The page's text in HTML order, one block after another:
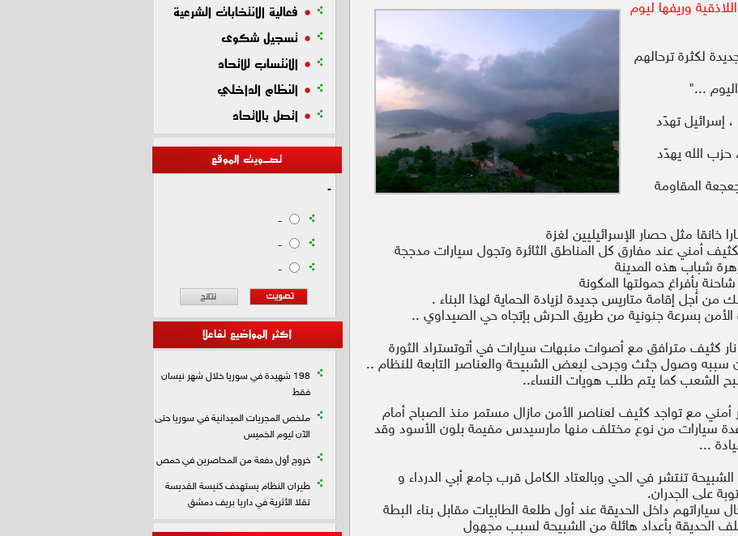
وريفها ليوم
لكثرة ترحالهم
..."
إسرائيل تهدّد
حزب الله يهدّد
المقاومة
مثل حصار الإسرائيليين لغزة
أمني عند مفارق كل المناطق الثائرة وتجول سيارات مدججة
شباب هذه المدينة
أجل إقامة متاريس جديدة لزيادة الحماية لهذا البناء .
بسرعة جنونية من طريق الحرش بإتجاه حي الصيداوي ..
كثيف مترافق مع أصوات منبهات سيارات في أتوتستراد الثورة
سببه وصول جثث وجرحى لبعض الشبيحة والعناصر التابعة للنظام ..
الشعب كما يتم طلب هويات النساء..
أستنفار أمني مع تواجد كثيف لعناصر الأمن مازال مستمر منذ الصباح أمام
سيارات من نوع مختلف منها مارسيدس مفيمة بلون الأسود وقد
...
تنتشر في الحي وبالعتاد الكامل قرب جامع أبي الدرداء و
على الجدران.
سياراتهم داخل الحديقة عند أول طلعة الطابيات مقابل بناء البطة
الحديقة بأعداد هائلة من الشبيحة لسبب مجهول
فعالية الانتخابات الشرعية
تسجيل شكوى
الانتساب للاتحاد
النظام الداخلي
اتصل بالاتحاد
تصـويت الموقع
-
-
-
-
أكثر المواضيع تفاعلا
198 شهيدة في سوريا خلال شهر نيسان
فقط
ملخص المجريات الميدانية في سوريا حتى
الآن ليوم الخميس
خروج أول دفعة من المحاصرين في حمص
طيران النظام يستهدف كنيسة القديسة
تقلا الأثرية في داريا بريف دمشق